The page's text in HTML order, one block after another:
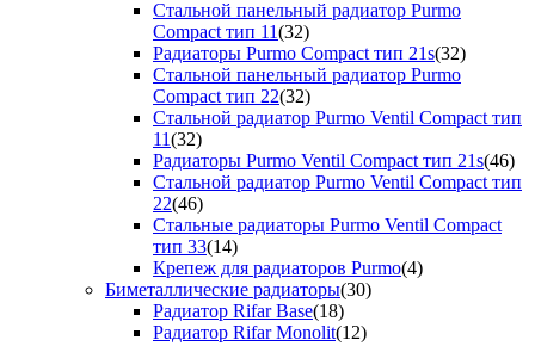
Стальной панельный радиатор Purmo
Compact тип 11(32)
Радиаторы Purmo Compact тип 21s(32)
Стальной панельный радиатор Purmo
Compact тип 22(32)
Стальной радиатор Purmo Ventil Compact тип
11(32)
Радиаторы Purmo Ventil Compact тип 21s(46)
Стальной радиатор Purmo Ventil Compact тип
22(46)
Стальные радиаторы Purmo Ventil Compact
тип 33(14)
Крепеж для радиаторов Purmo(4)
Биметаллические радиаторы(30)
Радиатор Rifar Base(18)
Радиатор Rifar Monolit(12)